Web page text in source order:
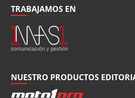
TRABAJAMOS EN
NUESTRO PRODUCTOS